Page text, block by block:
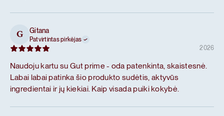
G Gitana
Patvirtintas pirkėjas
2026
Naudoju kartu su Gut prime - oda patenkinta, skaistesnė.
Labai labai patinka šio produkto sudėtis, aktyvūs
ingredientai ir jų kiekiai. Kaip visada puiki kokybė.